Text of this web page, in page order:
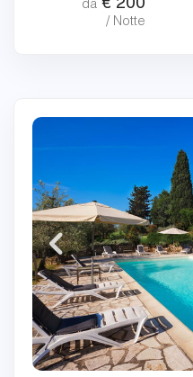
da € 200
/ Notte